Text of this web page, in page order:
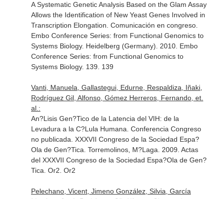
A Systematic Genetic Analysis Based on the Glam Assay
Allows the Identification of New Yeast Genes Involved in
Transcription Elongation. Comunicación en congreso.
Embo Conference Series: from Functional Genomics to
Systems Biology. Heidelberg (Germany). 2010. Embo
Conference Series: from Functional Genomics to
Systems Biology. 139. 139
Vanti, Manuela, Gallastegui, Edurne, Respaldiza, Iñaki,
Rodríguez Gil, Alfonso, Gómez Herreros, Fernando, et.
al.:
An?Lisis Gen?Tico de la Latencia del VIH: de la
Levadura a la C?Lula Humana. Conferencia Congreso
no publicada. XXXVII Congreso de la Sociedad Espa?
Ola de Gen?Tica. Torremolinos, M?Laga. 2009. Actas
del XXXVII Congreso de la Sociedad Espa?Ola de Gen?
Tica. Or2. Or2
Pelechano, Vicent, Jimeno González, Silvia, García